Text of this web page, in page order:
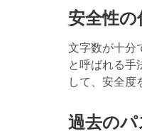
安全性
文字数が十分
と呼ばれる手
して、安全度
過去の